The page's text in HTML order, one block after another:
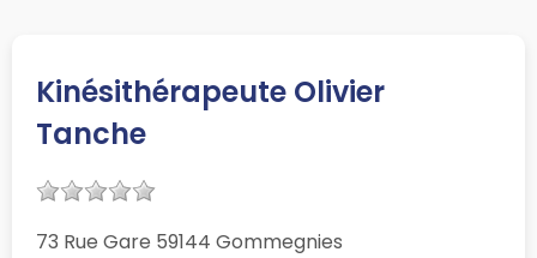
Kinésithérapeute Olivier
Tanche
73 Rue Gare 59144 Gommegnies